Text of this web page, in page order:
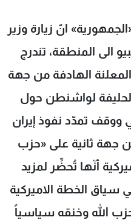
انّ زيارة وزير
الى المنطقة، تندرج
الهادفة من جهة
لواشنطن حول
ووقف تمدّد نفوذ إيران
جهة ثانية على «حزب
أنّها تُحضِّر لمزيد
سياق الخطة الاميركية
الله وخنقه سياسياً
معنا
الخصوصية